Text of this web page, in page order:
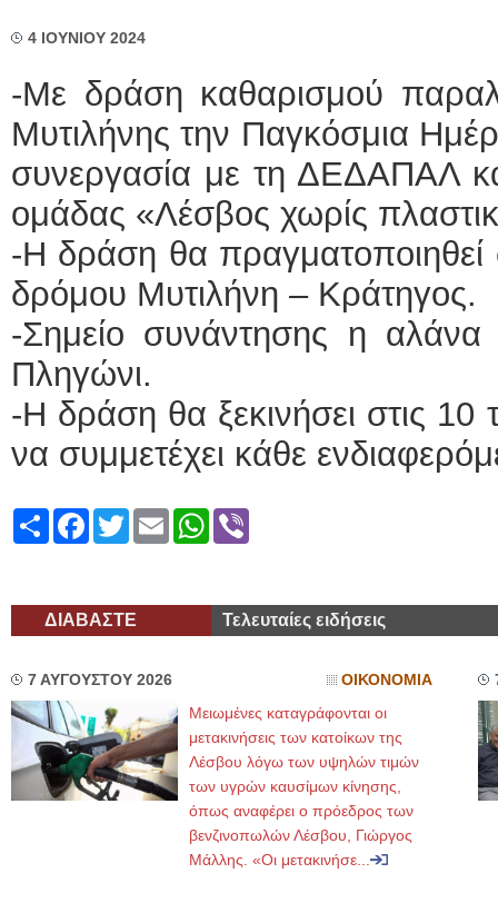
4 ΙΟΥΝΙΟΥ 2024
-Με δράση καθαρισμού
Μυτιλήνης την Παγκόσμια
συνεργασία με τη ΔΕΔΑΠΑΛ
ομάδας «Λέσβος χωρίς
-Η δράση θα
δρόμου Μυτιλήνη – Κράτηγος.
-Σημείο συνάντησης η
Πληγώνι.
-Η δράση θα ξεκινήσει στις
να συμμετέχει κάθε
ShareFacebook
TwitterEmailWhatsApp
ΔΙΑΒΑΣΤΕ Τελευταίες ειδήσεις
7 ΑΥΓΟΥΣΤΟΥ 2026 ΟΙΚΟΝΟΜΙΑ
Μειωμένες καταγράφονται οι
μετακινήσεις των κατοίκων της
Λέσβου λόγω των υψηλών τιμών
των υγρών καυσίμων κίνησης,
όπως αναφέρει ο πρόεδρος των
βενζινοπωλών Λέσβου, Γιώργος
Μάλλης. «Οι μετακινήσε...